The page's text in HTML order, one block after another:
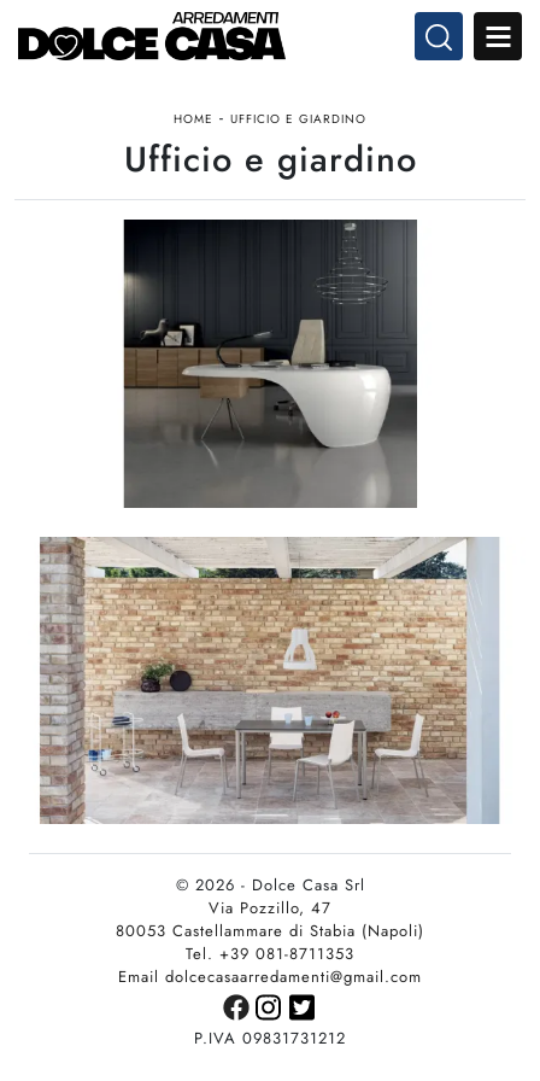
HOME - UFFICIO E GIARDINO
Ufficio e giardino
© 2026 - Dolce Casa Srl
Via Pozzillo, 47
80053 Castellammare di Stabia (Napoli)
Tel. +39 081-8711353
Email dolcecasaarredamenti@gmail.com
P.IVA 09831731212